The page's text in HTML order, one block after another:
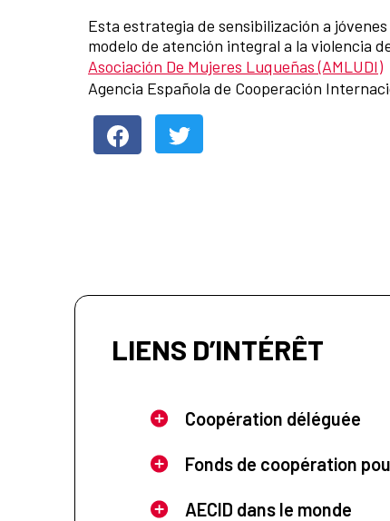
Esta estrategia de sensibilización a
modelo de atención integral a la violencia
Asociación De Mujeres Luqueñas (AMLUDI)
Agencia Española de Cooperación
LIENS D’INTÉRÊT
Coopération déléguée
Fonds de coopération
AECID dans le monde